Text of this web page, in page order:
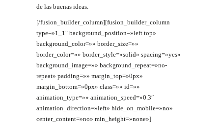
de las buenas ideas.
[/fusion_builder_column][fusion_builder_column
type=»1_1″ background_position=»left top»
background_color=»» border_size=»»
border_color=»» border_style=»solid» spacing=»yes»
background_image=»» background_repeat=»no-
repeat» padding=»» margin_top=»0px»
margin_bottom=»0px» class=»» id=»»
animation_type=»» animation_speed=»0.3″
animation_direction=»left» hide_on_mobile=»no»
center_content=»no» min_height=»none»]